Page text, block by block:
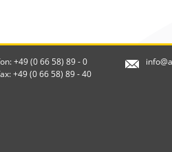
+49 (0 66 58) 89 - 0
+49 (0 66 58) 89 - 40